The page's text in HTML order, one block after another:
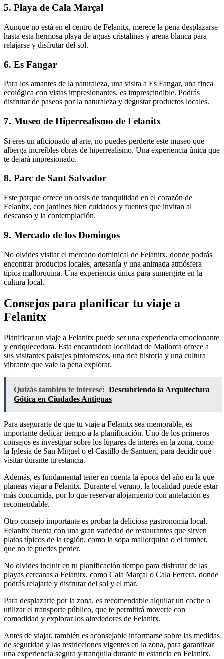
5. Playa de Cala Marçal
Aunque no está en el centro de Felanitx, merece la pena desplazarse
hasta esta hermosa playa de aguas cristalinas y arena blanca para
relajarse y disfrutar del sol.
6. Es Fangar
Para los amantes de la naturaleza, una visita a Es Fangar, una finca
ecológica con vistas impresionantes, es imprescindible. Podrás
disfrutar de paseos por la naturaleza y degustar productos locales.
7. Museo de Hiperrealismo de Felanitx
Si eres un aficionado al arte, no puedes perderte este museo que
alberga increíbles obras de hiperrealismo. Una experiencia única que
te dejará impresionado.
8. Parc de Sant Salvador
Este parque ofrece un oasis de tranquilidad en el corazón de
Felanitx, con jardines bien cuidados y fuentes que invitan al
descanso y la contemplación.
9. Mercado de los Domingos
No olvides visitar el mercado dominical de Felanitx, donde podrás
encontrar productos locales, artesanía y una animada atmósfera
típica mallorquina. Una experiencia única para sumergirte en la
cultura local.
Consejos para planificar tu viaje a
Felanitx
Planificar un viaje a Felanitx puede ser una experiencia emocionante
y enriquecedora. Esta encantadora localidad de Mallorca ofrece a
sus visitantes paisajes pintorescos, una rica historia y una cultura
vibrante que vale la pena explorar.
Quizás también te interese: Descubriendo la Arquitectura
Gótica en Ciudades Antiguas
Para asegurarte de que tu viaje a Felanitx sea memorable, es
importante dedicar tiempo a la planificación. Uno de los primeros
consejos es investigar sobre los lugares de interés en la zona, como
la Iglesia de San Miguel o el Castillo de Santueri, para decidir qué
visitar durante tu estancia.
Además, es fundamental tener en cuenta la época del año en la que
planeas viajar a Felanitx. Durante el verano, la localidad puede estar
más concurrida, por lo que reservar alojamiento con antelación es
recomendable.
Otro consejo importante es probar la deliciosa gastronomía local.
Felanitx cuenta con una gran variedad de restaurantes que sirven
platos típicos de la región, como la sopa mallorquina o el tumbet,
que no te puedes perder.
No olvides incluir en tu planificación tiempo para disfrutar de las
playas cercanas a Felanitx, como Cala Marçal o Cala Ferrera, donde
podrás relajarte y disfrutar del sol y el mar.
Para desplazarte por la zona, es recomendable alquilar un coche o
utilizar el transporte público, que te permitirá moverte con
comodidad y explorar los alrededores de Felanitx.
Antes de viajar, también es aconsejable informarse sobre las medidas
de seguridad y las restricciones vigentes en la zona, para garantizar
una experiencia segura y tranquila durante tu estancia en Felanitx.